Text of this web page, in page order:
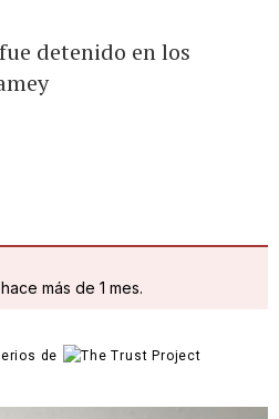
detenido en los
más de 1 mes.
de